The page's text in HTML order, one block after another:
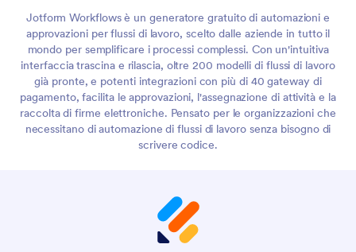
Jotform Workflows è un generatore gratuito di automazioni e
approvazioni per flussi di lavoro, scelto dalle aziende in tutto il
mondo per semplificare i processi complessi. Con un'intuitiva
interfaccia trascina e rilascia, oltre 200 modelli di flussi di lavoro
già pronte, e potenti integrazioni con più di 40 gateway di
pagamento, facilita le approvazioni, l'assegnazione di attività e la
raccolta di firme elettroniche. Pensato per le organizzazioni che
necessitano di automazione di flussi di lavoro senza bisogno di
scrivere codice.